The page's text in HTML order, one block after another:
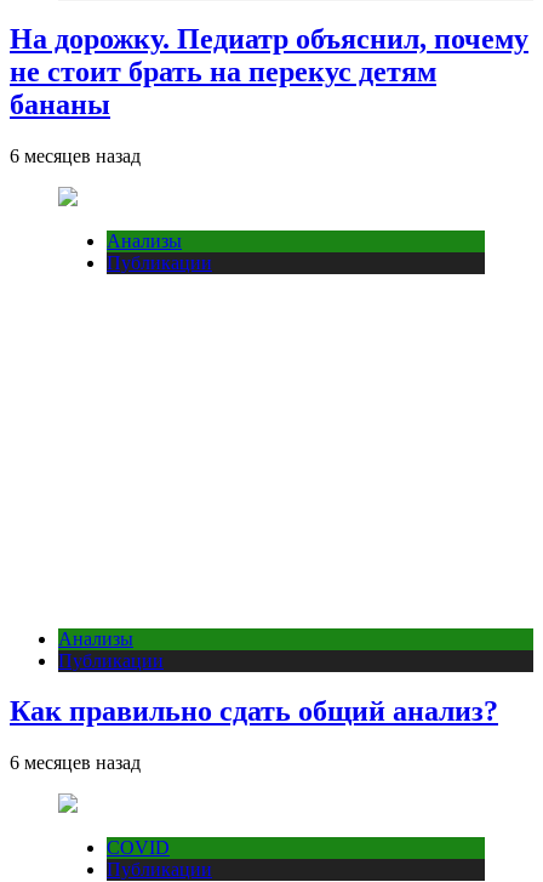
На дорожку. Педиатр объяснил, почему
не стоит брать на перекус детям
бананы
6 месяцев назад
Анализы
Публикации
Анализы
Публикации
Как правильно сдать общий анализ?
6 месяцев назад
COVID
Публикации